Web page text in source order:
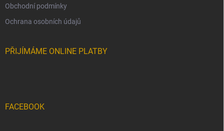
Obchodní podmínky
Ochrana osobních údajů
PŘIJÍMÁME ONLINE PLATBY
FACEBOOK